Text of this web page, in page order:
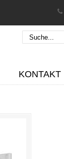
KONTAKT